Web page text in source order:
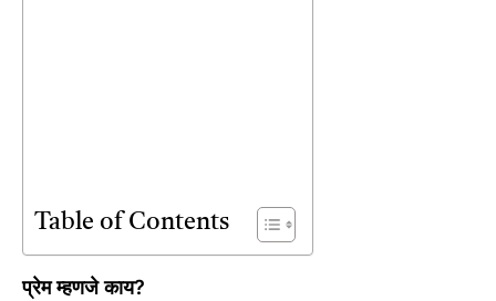
Table of Contents
प्रेम म्हणजे काय?